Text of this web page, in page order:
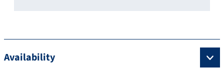
Availability